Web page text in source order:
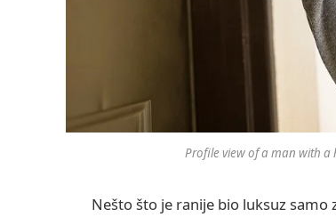
Profile view of a man with
Nešto što je ranije bio luksuz samo